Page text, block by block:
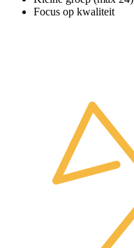
Focus op kwaliteit